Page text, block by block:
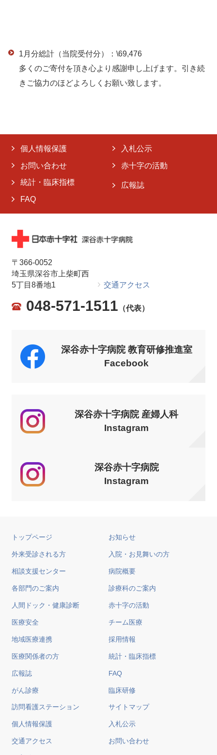
1月分総計（当院受付分）：\69,476
多くのご寄付を頂き心より感謝申し上げます。引き続
きご協力のほどよろしくお願い致します。
個人情報保護 入札公示
お問い合わせ 赤十字の活動
統計・臨床指標
広報誌
FAQ
〒366-0052
埼玉県深谷市上柴町西
5丁目8番地1
交通アクセス
048-571-1511 （代表）
深谷赤十字病院 教育研修推進室
Facebook
深谷赤十字病院 産婦人科
Instagram
深谷赤十字病院
Instagram
トップページ お知らせ
外来受診される方 入院・お見舞いの方
相談支援センター 病院概要
各部門のご案内 診療科のご案内
人間ドック・健康診断 赤十字の活動
医療安全 チーム医療
地域医療連携 採用情報
医療関係者の方 統計・臨床指標
広報誌 FAQ
がん診療 臨床研修
訪問看護ステーション サイトマップ
個人情報保護 入札公示
交通アクセス お問い合わせ